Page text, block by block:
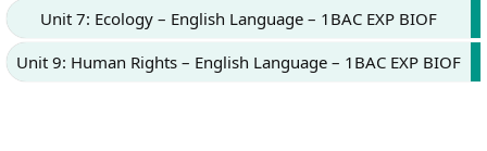
Unit 7: Ecology – English Language – 1BAC EXP BIOF
Unit 9: Human Rights – English Language – 1BAC EXP BIOF